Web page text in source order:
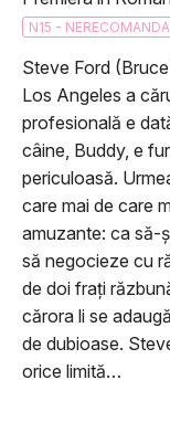
N15 -
Steve Ford
Los Angeles a
profesională e
câine, Buddy, e
periculoasă.
care mai de care
amuzante: ca să-
să negocieze cu
de doi frați
cărora li se
de dubioase.
orice limită…